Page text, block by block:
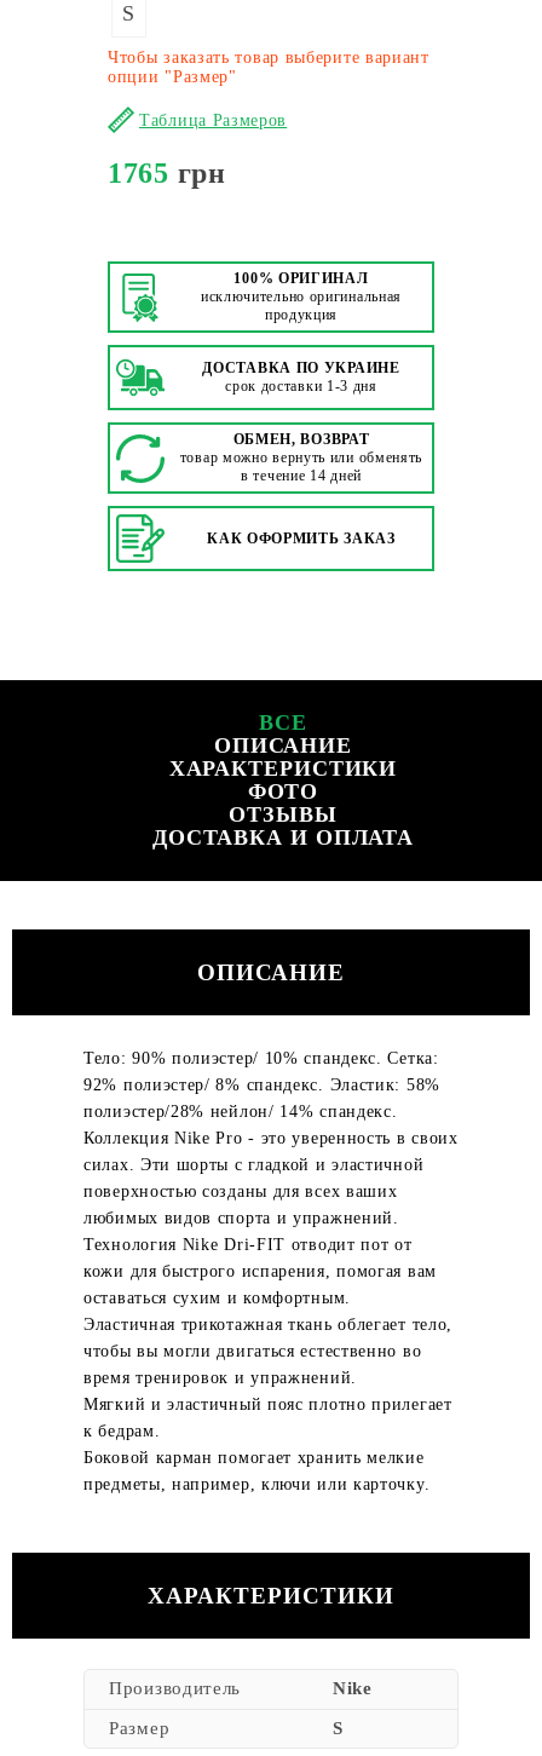
S
Чтобы заказать товар выберите вариант
опции "Размер"
Таблица Размеров
1765 грн
100% ОРИГИНАЛ
исключительно оригинальная
продукция
ДОСТАВКА ПО УКРАИНЕ
срок доставки 1-3 дня
ОБМЕН, ВОЗВРАТ
товар можно вернуть или обменять
в течение 14 дней
КАК ОФОРМИТЬ ЗАКАЗ
ВСЕ
ОПИСАНИЕ
ХАРАКТЕРИСТИКИ
ФОТО
ОТЗЫВЫ
ДОСТАВКА И ОПЛАТА
ОПИСАНИЕ
Тело: 90% полиэстер/ 10% спандекс. Сетка:
92% полиэстер/ 8% спандекс. Эластик: 58%
полиэстер/28% нейлон/ 14% спандекс.
Коллекция Nike Pro - это уверенность в своих
силах. Эти шорты с гладкой и эластичной
поверхностью созданы для всех ваших
любимых видов спорта и упражнений.
Технология Nike Dri-FIT отводит пот от
кожи для быстрого испарения, помогая вам
оставаться сухим и комфортным.
Эластичная трикотажная ткань облегает тело,
чтобы вы могли двигаться естественно во
время тренировок и упражнений.
Мягкий и эластичный пояс плотно прилегает
к бедрам.
Боковой карман помогает хранить мелкие
предметы, например, ключи или карточку.
ХАРАКТЕРИСТИКИ
Производитель Nike
Размер S